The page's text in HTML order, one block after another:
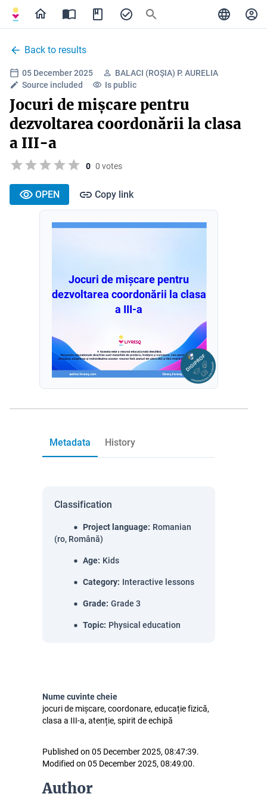
Back to results
05 December 2025
BALACI (ROȘIA) P. AURELIA
Source included
Is public
Jocuri de mișcare pentru
dezvoltarea coordonării la clasa
a III-a
0 0 votes
OPEN Copy link
Jocuri de mișcare pentru
dezvoltarea coordonării la clasa
a III-a
Metadata History
Classification
Project language: Romanian
(ro, Română)
Age: Kids
Category: Interactive lessons
Grade: Grade 3
Topic: Physical education
Nume cuvinte cheie
jocuri de mișcare, coordonare, educație fizică,
clasa a III-a, atenție, spirit de echipă
Published on 05 December 2025, 08:47:39.
Modified on 05 December 2025, 08:49:00.
Author